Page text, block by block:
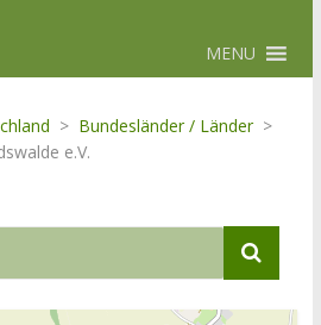
MENU
> Bundesländer / Länder >
e.V.